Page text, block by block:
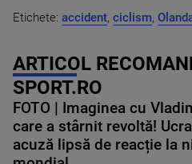
Etichete: accident, ciclism,
ARTICOL
SPORT.RO
FOTO | Imaginea cu
care a stârnit revoltă!
acuză lipsă de reacție la